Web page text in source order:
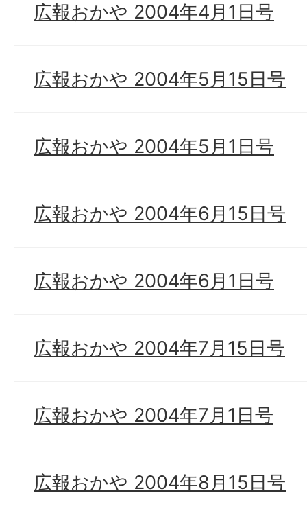
広報おかや 2004年4月1日号
広報おかや 2004年5月15日号
広報おかや 2004年5月1日号
広報おかや 2004年6月15日号
広報おかや 2004年6月1日号
広報おかや 2004年7月15日号
広報おかや 2004年7月1日号
広報おかや 2004年8月15日号